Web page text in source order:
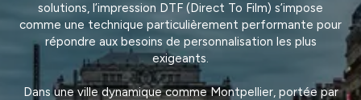
solutions, l’impression DTF (Direct To Film) s’impose
comme une technique particulièrement performante pour
répondre aux besoins de personnalisation les plus
exigeants.
Dans une ville dynamique comme Montpellier, portée par